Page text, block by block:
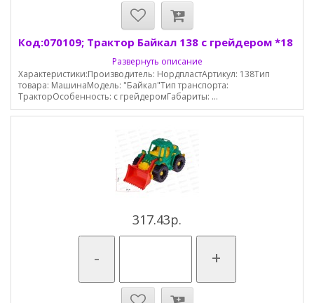
Код:070109; Трактор Байкал 138 с грейдером *18
Развернуть описание
Характеристики:Производитель: НордпластАртикул: 138Тип
товара: МашинаМодель: "Байкал"Тип транспорта:
ТракторОсобенность: с грейдеромГабариты: ...
317.43р.
- +